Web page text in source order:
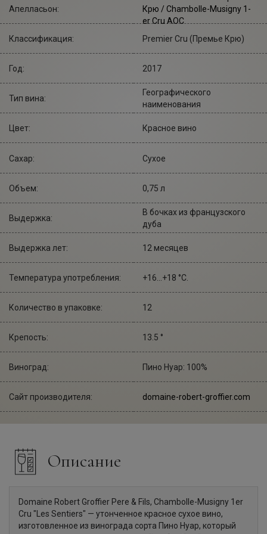
Апелласьон:
Крю / Chambolle-Musigny 1-
er Cru AOC
Классификация:
Premier Cru (Премье Крю)
Год: 2017
Тип вина:
Географического
наименования
Цвет: Красное вино
Сахар: Сухое
Объем: 0,75 л
Выдержка:
В бочках из французского
дуба
Выдержка лет: 12 месяцев
Температура употребления: +16...+18 °С.
Количество в упаковке: 12
Крепость: 13.5 °
Виноград: Пино Нуар: 100%
Сайт производителя: domaine-robert-groffier.com
Описание
Domaine Robert Groffier Pere & Fils, Chambolle-Musigny 1er
Cru "Les Sentiers" — утонченное красное сухое вино,
изготовленное из винограда сорта Пино Нуар, который